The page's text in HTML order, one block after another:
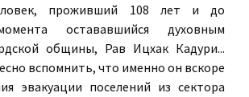
проживший 108 лет и до
остававшийся духовным
общины, Рав Ицхак Кадури...
вспомнить, что именно он вскоре
эвакуации поселений из сектора